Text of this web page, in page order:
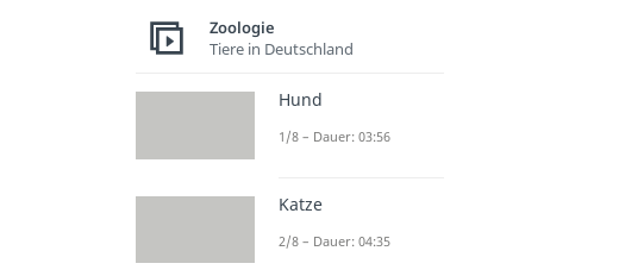
Zoologie
Tiere in Deutschland
Hund
1/8 – Dauer: 03:56
Katze
2/8 – Dauer: 04:35